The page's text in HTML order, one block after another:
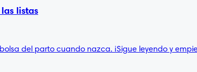
listas
del parto cuando nazca. ¡Sigue leyendo y